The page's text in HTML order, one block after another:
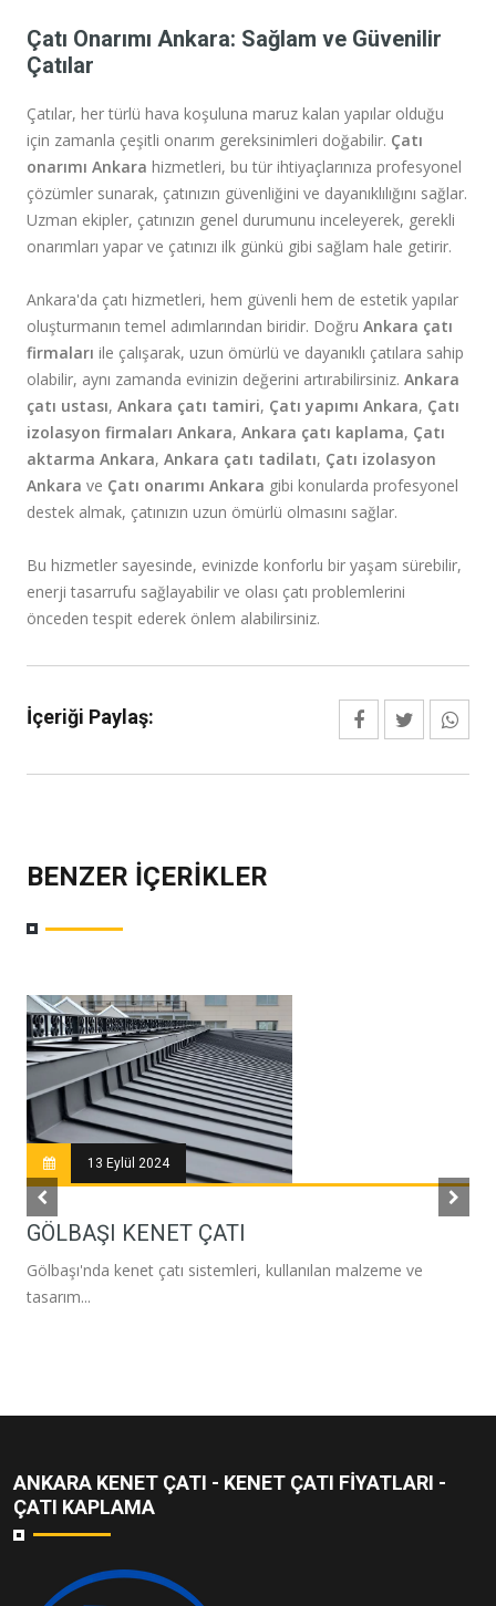
Çatı Onarımı Ankara: Sağlam ve Güvenilir
Çatılar
Çatılar, her türlü hava koşuluna maruz kalan yapılar olduğu
için zamanla çeşitli onarım gereksinimleri doğabilir. Çatı
onarımı Ankara hizmetleri, bu tür ihtiyaçlarınıza profesyonel
çözümler sunarak, çatınızın güvenliğini ve dayanıklılığını sağlar.
Uzman ekipler, çatınızın genel durumunu inceleyerek, gerekli
onarımları yapar ve çatınızı ilk günkü gibi sağlam hale getirir.
Ankara'da çatı hizmetleri, hem güvenli hem de estetik yapılar
oluşturmanın temel adımlarından biridir. Doğru Ankara çatı
firmaları ile çalışarak, uzun ömürlü ve dayanıklı çatılara sahip
olabilir, aynı zamanda evinizin değerini artırabilirsiniz. Ankara
çatı ustası, Ankara çatı tamiri, Çatı yapımı Ankara, Çatı
izolasyon firmaları Ankara, Ankara çatı kaplama, Çatı
aktarma Ankara, Ankara çatı tadilatı, Çatı izolasyon
Ankara ve Çatı onarımı Ankara gibi konularda profesyonel
destek almak, çatınızın uzun ömürlü olmasını sağlar.
Bu hizmetler sayesinde, evinizde konforlu bir yaşam sürebilir,
enerji tasarrufu sağlayabilir ve olası çatı problemlerini
önceden tespit ederek önlem alabilirsiniz.
İçeriği Paylaş:
BENZER İÇERIKLER
GÖLBAŞI KENET ÇATI
13 Eylül 2024
Gölbaşı'nda kenet çatı sistemleri, kullanılan malzeme ve
tasarım...
ANKARA KENET ÇATI - KENET ÇATI FIYATLARI -
ÇATI KAPLAMA